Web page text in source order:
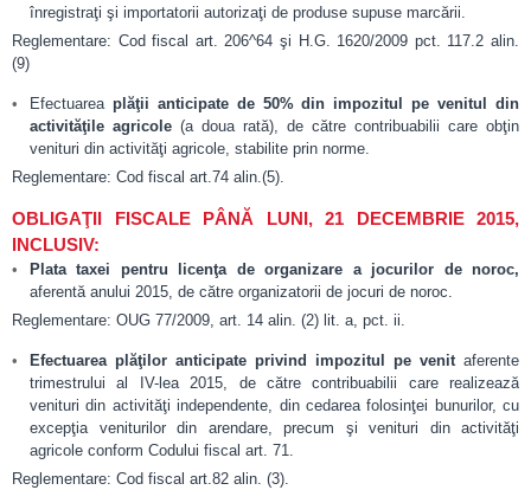
înregistraţi şi importatorii autorizaţi de produse supuse marcării.
Reglementare: Cod fiscal art. 206^64 şi H.G. 1620/2009 pct. 117.2 alin.
(9)
Efectuarea plăţii anticipate de 50% din impozitul pe venitul din
activităţile agricole (a doua rată), de către contribuabilii care obţin
venituri din activităţi agricole, stabilite prin norme.
Reglementare: Cod fiscal art.74 alin.(5).
OBLIGAŢII FISCALE PÂNĂ LUNI, 21 DECEMBRIE 2015,
INCLUSIV:
Plata taxei pentru licenţa de organizare a jocurilor de noroc,
aferentă anului 2015, de către organizatorii de jocuri de noroc.
Reglementare: OUG 77/2009, art. 14 alin. (2) lit. a, pct. ii.
Efectuarea pl ăţilor anticipate privind impozitul pe venit aferente
trimestrului al IV-lea 2015, de către contribuabilii care realizează
venituri din activităţi independente, din cedarea folosinţei bunurilor, cu
excepţia veniturilor din arendare, precum şi venituri din activităţi
agricole conform Codului fiscal art. 71.
Reglementare: Cod fiscal art.82 alin. (3).